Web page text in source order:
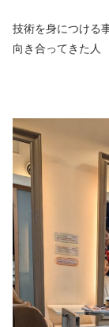
技術を身につける
向き合ってきた人